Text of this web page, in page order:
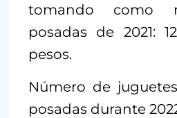
tomando como
posadas de 2021:
pesos.
Número de
posadas durante